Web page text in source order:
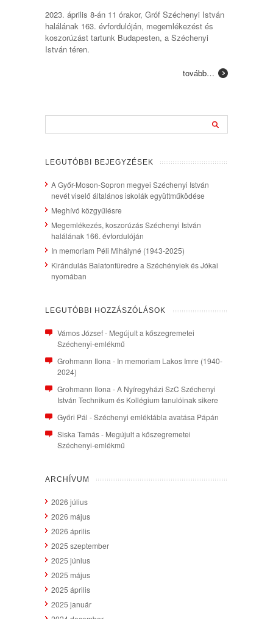
2023. április 8-án 11 órakor, Gróf Széchenyi István
halálának 163. évfordulóján, megemlékezést és
koszorúzást tartunk Budapesten, a Széchenyi
István téren.
tovább…
LEGUTÓBBI BEJEGYZÉSEK
A Győr-Moson-Sopron megyei Széchenyi István
nevét viselő általános iskolák együttműködése
Meghívó közgyűlésre
Megemlékezés, koszorúzás Széchenyi István
halálának 166. évfordulóján
In memoriam Péli Mihályné (1943-2025)
Kirándulás Balatonfüredre a Széchényiek és Jókai
nyomában
LEGUTÓBBI HOZZÁSZÓLÁSOK
Vámos József- Megújult a kőszegremetei
Széchenyi-emlékmű
Grohmann Ilona - In memoriam Lakos Imre (1940-
2024)
Grohmann Ilona -A Nyíregyházi SzC Széchenyi
István Technikum és Kollégium tanulóinak sikere
Győri Pál -Széchenyi emléktábla avatása Pápán
Siska Tamás- Megújult a kőszegremetei
Széchenyi-emlékmű
ARCHÍVUM
2026 július
2026 május
2026 április
2025 szeptember
2025 június
2025 május
2025 április
2025 január